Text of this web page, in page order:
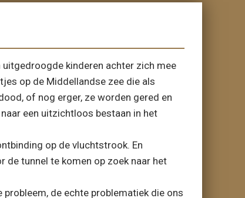
kinderen achter zich mee
op de Middellandse zee die als
of nog erger, ze worden gered en
een uitzichtloos bestaan in het
op de vluchtstrook. En
de tunnel te komen op zoek naar het
de echte problematiek die ons